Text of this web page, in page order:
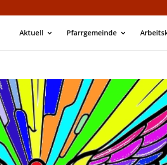
Aktuell Pfarrgemeinde